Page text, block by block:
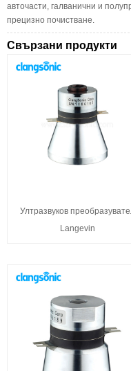
авточасти, галванични и
прецизно почистване.
Свързани продукти
Ултразвуков
Langevin